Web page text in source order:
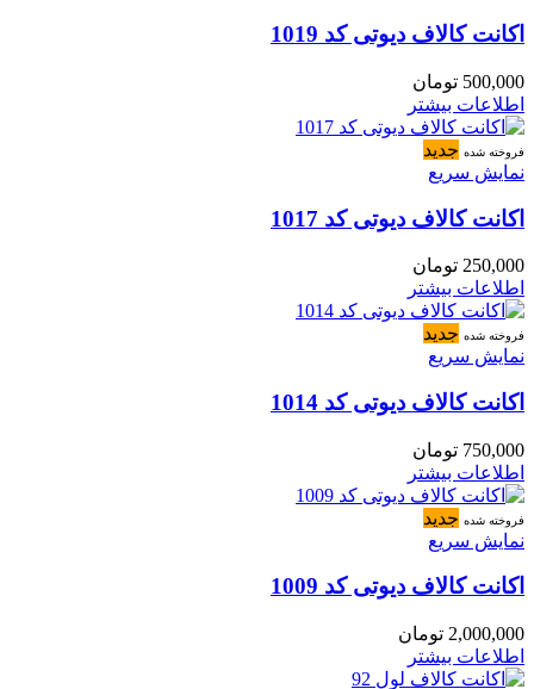
اکانت کالاف دیوتی کد 1019
500,000 تومان
اطلاعات بیشتر
فروخته شده جدید
نمایش سریع
اکانت کالاف دیوتی کد 1017
250,000 تومان
اطلاعات بیشتر
فروخته شده جدید
نمایش سریع
اکانت کالاف دیوتی کد 1014
750,000 تومان
اطلاعات بیشتر
فروخته شده جدید
نمایش سریع
اکانت کالاف دیوتی کد 1009
2,000,000 تومان
اطلاعات بیشتر